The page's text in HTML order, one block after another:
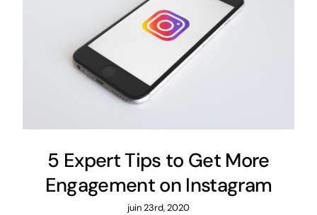
5 Expert Tips to Get More
Engagement on Instagram
juin 23rd, 2020